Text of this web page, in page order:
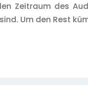
Zeitraum des
Um den Rest